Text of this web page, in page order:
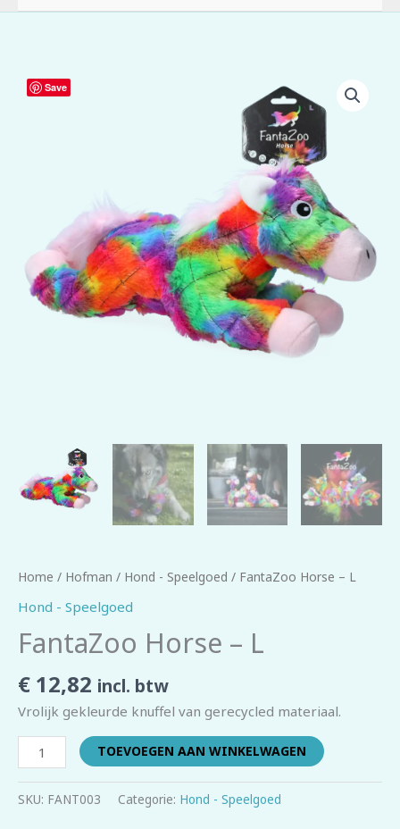
Save
Home / Hofman / Hond - Speelgoed / FantaZoo Horse – L
Hond - Speelgoed
FantaZoo Horse – L
€ 12,82 incl. btw
Vrolijk gekleurde knuffel van gerecycled materiaal.
FantaZoo
Horse
TOEVOEGEN AAN WINKELWAGEN
SKU: FANT003 Categorie: Hond - Speelgoed